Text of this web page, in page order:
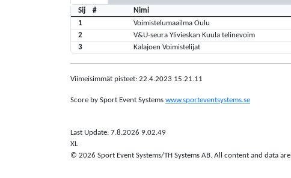
Sij # Nimi
1
Voimistelumaailma Oulu
2
V&U-seura Ylivieskan Kuula telinevoim
3
Kalajoen Voimistelijat
Viimeisimmät pisteet: 22.4.2023 15.21.11
Score by Sport Event Systems www.sporteventsystems.se
Last Update: 7.8.2026 9.02.49
XL
© 2026 Sport Event Systems/TH Systems AB. All content and data